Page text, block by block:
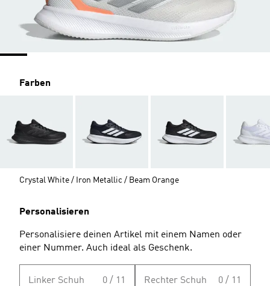
Farben
Crystal White / Iron Metallic / Beam Orange
Personalisieren
Personalisiere deinen Artikel mit einem Namen oder
einer Nummer. Auch ideal als Geschenk.
Linker Schuh 0 / 11 Rechter Schuh 0 / 11